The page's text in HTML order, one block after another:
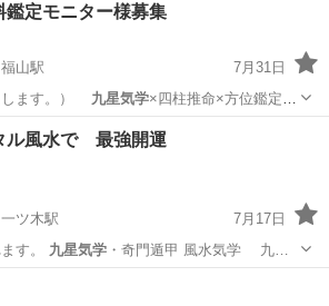
定モニター様募集
山駅
7月31日
します。） 九星気学×四柱推命×方位鑑定を
駅 占い 無料
ル風水で 最強開運
ツ木駅
7月17日
す。 九星気学 ・奇門遁甲 風水気学 九…